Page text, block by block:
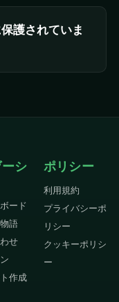
護されていま
シ
ード
語
せ
作成
ポリシー
利用規約
プライバシーポ
リシー
クッキーポリシ
ー